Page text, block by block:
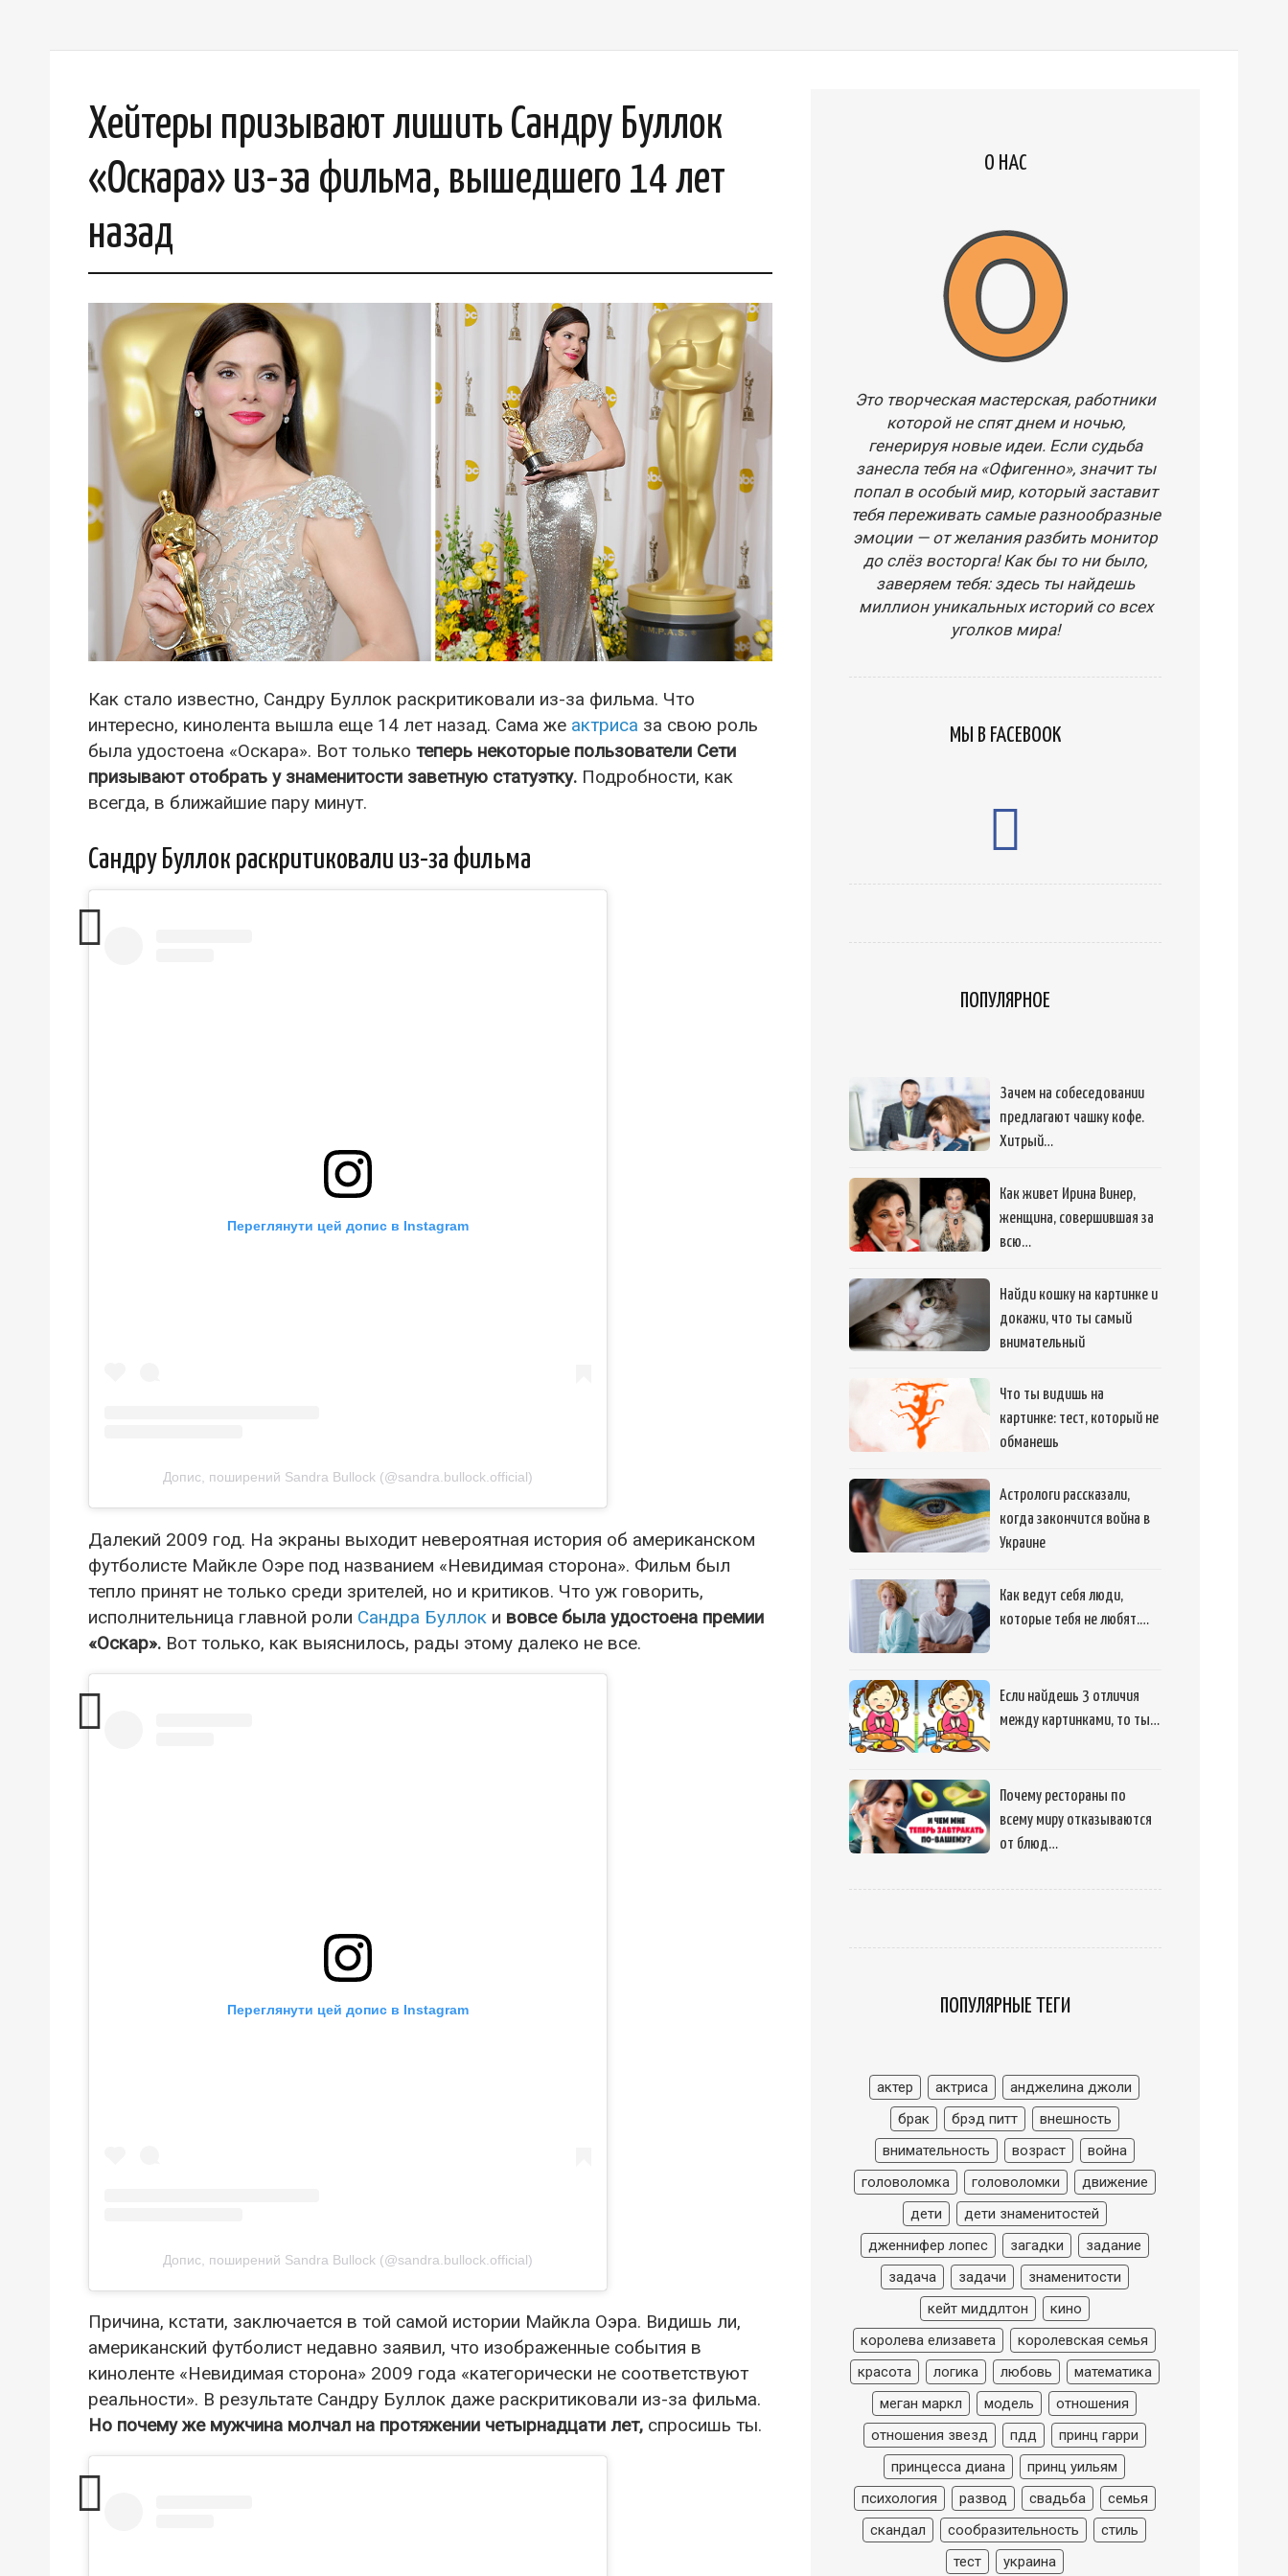
Хейтеры призывают лишить Сандру Буллок
«Оскара» из-за фильма, вышедшего 14 лет
назад
Как стало известно, Сандру Буллок раскритиковали из-за фильма. Что
интересно, кинолента вышла еще 14 лет назад. Сама же актриса за свою роль
была удостоена «Оскара». Вот только теперь некоторые пользователи Сети
призывают отобрать у знаменитости заветную статуэтку. Подробности, как
всегда, в ближайшие пару минут.
Сандру Буллок раскритиковали из-за фильма
Переглянути цей допис в Instagram
Допис, поширений Sandra Bullock (@sandra.bullock.official)
Далекий 2009 год. На экраны выходит невероятная история об американском
футболисте Майкле Оэре под названием «Невидимая сторона». Фильм был
тепло принят не только среди зрителей, но и критиков. Что уж говорить,
исполнительница главной роли Сандра Буллок и вовсе была удостоена премии
«Оскар». Вот только, как выяснилось, рады этому далеко не все.
Переглянути цей допис в Instagram
Допис, поширений Sandra Bullock (@sandra.bullock.official)
Причина, кстати, заключается в той самой истории Майкла Оэра. Видишь ли,
американский футболист недавно заявил, что изображенные события в
киноленте «Невидимая сторона» 2009 года «категорически не соответствуют
реальности». В результате Сандру Буллок даже раскритиковали из-за фильма.
Но почему же мужчина молчал на протяжении четырнадцати лет, спросишь ты.
О НАС
Это творческая мастерская, работники
которой не спят днем и ночью,
генерируя новые идеи. Если судьба
занесла тебя на «Офигенно», значит ты
попал в особый мир, который заставит
тебя переживать самые разнообразные
эмоции — от желания разбить монитор
до слёз восторга! Как бы то ни было,
заверяем тебя: здесь ты найдешь
миллион уникальных историй со всех
уголков мира!
МЫ В FACEBOOK
ПОПУЛЯРНОЕ
Зачем на собеседовании
предлагают чашку кофе.
Хитрый…
Как живет Ирина Винер,
женщина, совершившая за
всю…
Найди кошку на картинке и
докажи, что ты самый
внимательный
Что ты видишь на
картинке: тест, который не
обманешь
Астрологи рассказали,
когда закончится война в
Украине
Как ведут себя люди,
которые тебя не любят.…
Если найдешь 3 отличия
между картинками, то ты…
Почему рестораны по
всему миру отказываются
от блюд…
ПОПУЛЯРНЫЕ ТЕГИ
актер актриса
анджелина джоли
брак
брэд питт
внешность
внимательность
возраст
война
головоломка
головоломки
движение
дети
дети знаменитостей
дженнифер лопес
загадки
задание
задача
задачи
знаменитости
кейт миддлтон
кино
королева елизавета
королевская семья
красота
логика любовь
математика
меган маркл
модель
отношения
отношения звезд
пдд
принц гарри
принцесса диана
принц уильям
психология
развод свадьба
семья
скандал
сообразительность
стиль
тест
украина